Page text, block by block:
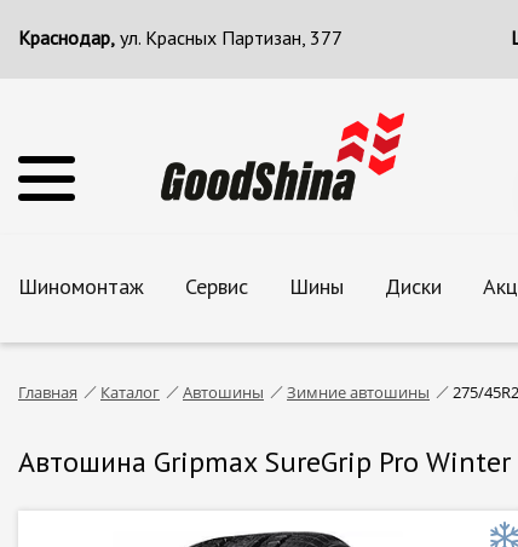
Краснодар, ул. Красных Партизан, 377
Шиномонтаж Сервис Шины Диски
Главная Каталог Автошины Зимние автошины 275/
Автошина Gripmax SureGrip Pro